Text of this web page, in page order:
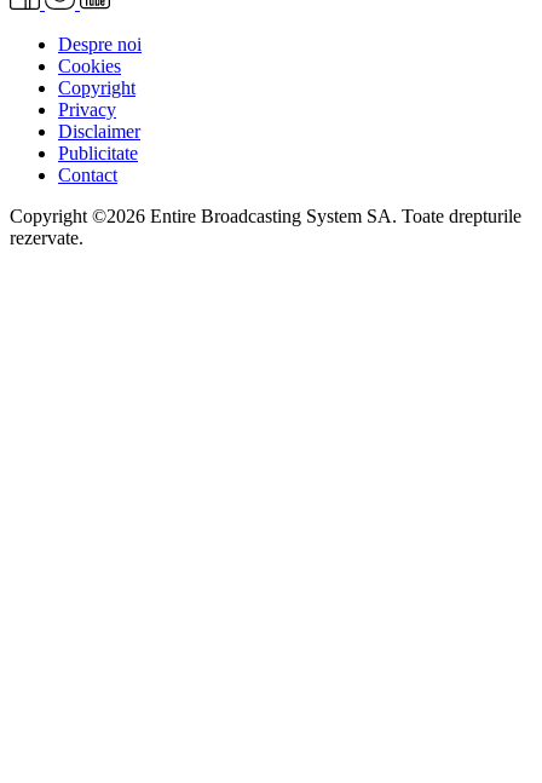
Despre noi
Cookies
Copyright
Privacy
Disclaimer
Publicitate
Contact
Copyright ©2026 Entire Broadcasting System SA. Toate drepturile
rezervate.